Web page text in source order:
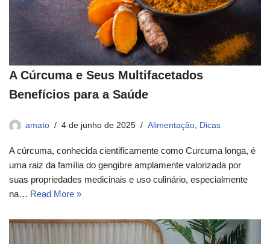
A Cúrcuma e Seus Multifacetados
Benefícios para a Saúde
amato 4 de junho de 2025 Alimentação Dicas
A cúrcuma, conhecida cientificamente como Curcuma longa, é
uma raiz da família do gengibre amplamente valorizada por
suas propriedades medicinais e uso culinário, especialmente
na… Read More »